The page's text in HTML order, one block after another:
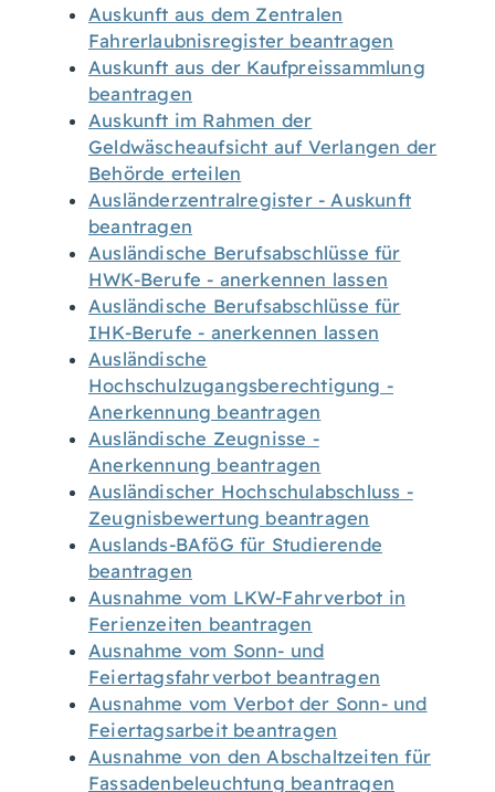
Auskunft aus dem Zentralen
Fahrerlaubnisregister beantragen
Auskunft aus der Kaufpreissammlung
beantragen
Auskunft im Rahmen der
Geldwäscheaufsicht auf Verlangen der
Behörde erteilen
Ausländerzentralregister - Auskunft
beantragen
Ausländische Berufsabschlüsse für
HWK-Berufe - anerkennen lassen
Ausländische Berufsabschlüsse für
IHK-Berufe - anerkennen lassen
Ausländische
Hochschulzugangsberechtigung -
Anerkennung beantragen
Ausländische Zeugnisse -
Anerkennung beantragen
Ausländischer Hochschulabschluss -
Zeugnisbewertung beantragen
Auslands-BAföG für Studierende
beantragen
Ausnahme vom LKW-Fahrverbot in
Ferienzeiten beantragen
Ausnahme vom Sonn- und
Feiertagsfahrverbot beantragen
Ausnahme vom Verbot der Sonn- und
Feiertagsarbeit beantragen
Ausnahme von den Abschaltzeiten für
Fassadenbeleuchtung beantragen